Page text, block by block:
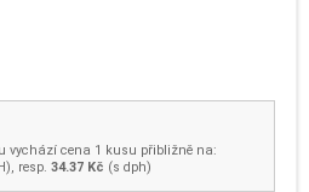
vychází cena 1 kusu přibližně na:
resp.34.37 Kč (s dph)